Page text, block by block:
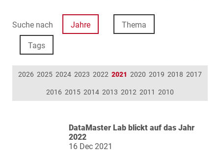
Suche nach Jahre Thema
Tags
2026 2025 2024 2023 2022 2021 2020 2019 2018 2017
2016 2015 2014 2013 2012 2011 2010
DataMaster Lab blickt auf das Jahr
2022
16 Dec 2021